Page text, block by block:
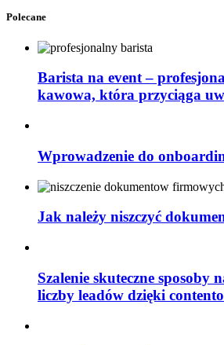
Polecane
Barista na event –
kawowa, która przyciąga
Wprowadzenie do
Jak należy niszczyć
Szalenie skuteczne sposoby
liczby leadów dzięki